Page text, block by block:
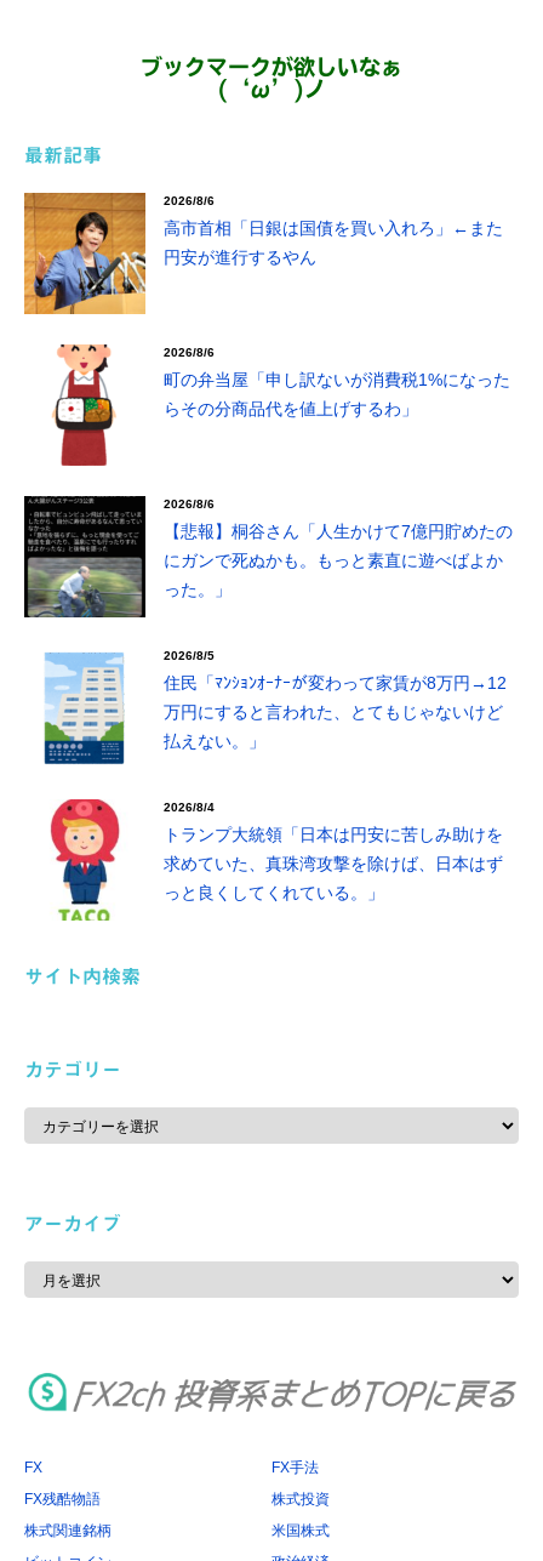
ブックマークが欲しいなぁ
(‘ω’)ノ
最新記事
2026/8/6
高市首相「日銀は国債を買い入れろ」←また
円安が進行するやん
2026/8/6
町の弁当屋「申し訳ないが消費税1%になった
らその分商品代を値上げするわ」
2026/8/6
【悲報】桐谷さん「人生かけて7億円貯めたの
にガンで死ぬかも。もっと素直に遊べばよか
った。」
2026/8/5
住民「ﾏﾝｼｮﾝｵｰﾅｰが変わって家賃が8万円→12
万円にすると言われた、とてもじゃないけど
払えない。」
2026/8/4
トランプ大統領「日本は円安に苦しみ助けを
求めていた、真珠湾攻撃を除けば、日本はず
っと良くしてくれている。」
サイト内検索
カテゴリー
カ
ゴ
アーカイブ
ア
カ
FX
FX手法
FX残酷物語
株式投資
株式関連銘柄
米国株式